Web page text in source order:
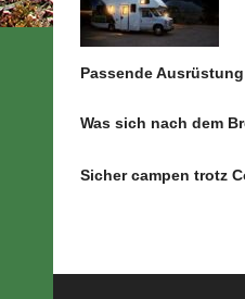
Passende
Was sich nach dem
Sicher campen trotz